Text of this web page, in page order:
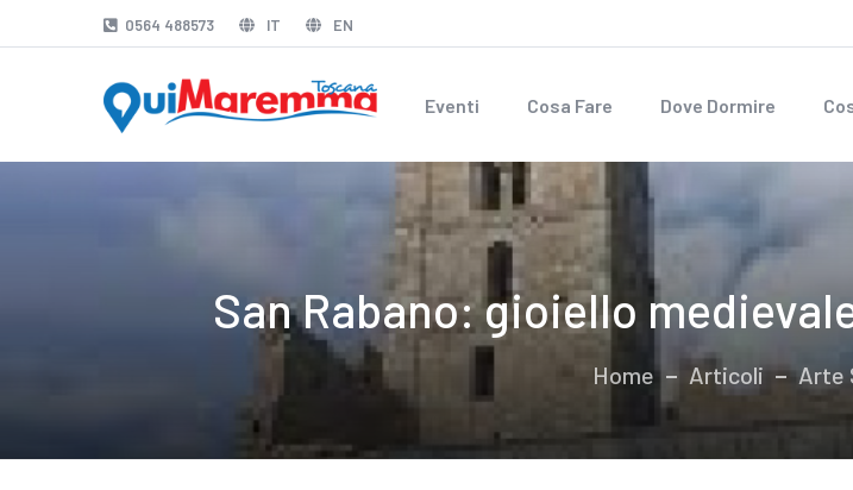
0564 488573 IT EN
Eventi Cosa Fare Dove Dormire
San Rabano: gioiello
Home Articoli Arte